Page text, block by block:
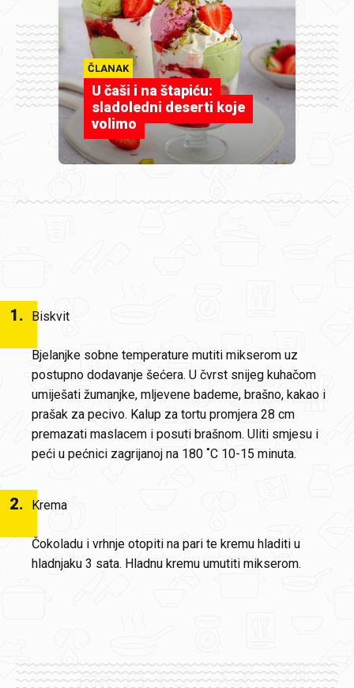
ČLANAK
U čaši i na štapiću:
sladoledni deserti koje
volimo
1. Biskvit
Bjelanjke sobne temperature mutiti mikserom uz
postupno dodavanje šećera. U čvrst snijeg kuhačom
umiješati žumanjke, mljevene bademe, brašno, kakao i
prašak za pecivo. Kalup za tortu promjera 28 cm
premazati maslacem i posuti brašnom. Uliti smjesu i
peći u pećnici zagrijanoj na 180 ˚C 10-15 minuta.
2. Krema
Čokoladu i vrhnje otopiti na pari te kremu hladiti u
hladnjaku 3 sata. Hladnu kremu umutiti mikserom.